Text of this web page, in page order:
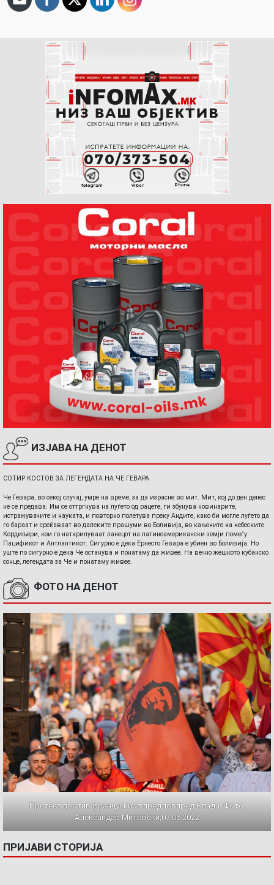
ИЗЈАВА НА ДЕНОТ
СОТИР КОСТОВ ЗА ЛЕГЕНДАТА НА ЧЕ ГЕВАРА
Че Гевара, во секој случај, умре на време, за да израсне во мит. Мит, кој до ден денес
не се предава. Им се оттргнува на луѓето од рацете, ги збунува новинарите,
истражувачите и науката, и повторно полетува преку Андите, како би могле луѓето да
го бараат и среќаваат во далеките прашуми во Боливија, во кањоните на небеските
Кордиљери, кои го наткрилуваат ланецот на латиноамерикански земји помеѓу
Пацификот и Антлантикот. Сигурно е дека Ернесто Гевара е убиен во Боливија. Но
уште по сигурно е дека Че останува и понатаму да живее. На вечно жешкото кубанско
сонце, легендата за Че и понатаму живее.
ФОТО НА ДЕНОТ
Протест против францускиот предлог пред Влада. Фото:
Александар Митовски,03.06.2022
ПРИЈАВИ СТОРИЈА